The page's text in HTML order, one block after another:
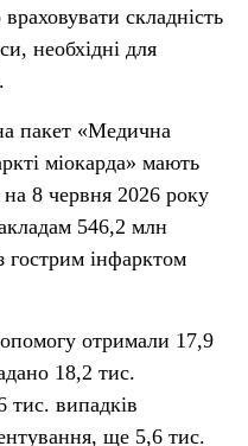
складність
необхідні для
пакет «Медична
міокарда» мають
8 червня 2026 року
546,2 млн
гострим інфарктом
отримали 17,9
18,2 тис.
тис. випадків
ще 5,6 тис.